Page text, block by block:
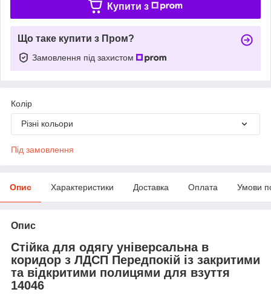
Купити з
Що таке купити з Пром?
Замовлення під захистом
Колір
Різні кольори
Під замовлення
Опис Характеристики Доставка Оплата Умови
Опис
Стійка для одягу універсальна в
коридор з ЛДСП Передпокій із закритими
та відкритими полицями для взуття
14046